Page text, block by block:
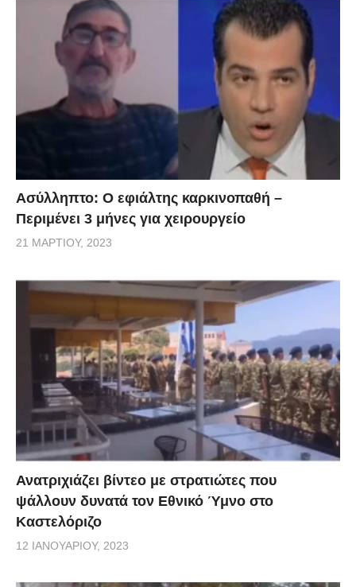
Ασύλληπτο: Ο εφιάλτης καρκινοπαθή –
Περιμένει 3 μήνες για χειρουργείο
21 ΜΑΡΤΊΟΥ, 2023
Ανατριχιάζει βίντεο με στρατιώτες που
ψάλλουν δυνατά τον Εθνικό Ύμνο στο
Καστελόριζο
12 ΙΑΝΟΥΑΡΊΟΥ, 2023